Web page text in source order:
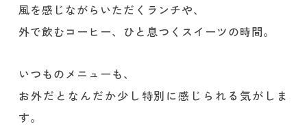
風を感じながらいただくランチや、
外で飲むコーヒー、ひと息つくスイーツの時間。
いつものメニューも、
お外だとなんだか少し特別に感じられる気がしま
す。